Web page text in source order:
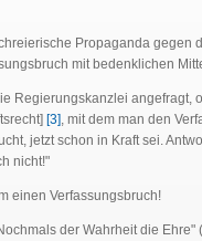
Propaganda gegen
mit bedenklichen
Regierungskanzlei angefragt,
[3], mit dem man den
jetzt schon in Kraft sei.
nicht!"
einen Verfassungsbruch!
der Wahrheit die Ehre"